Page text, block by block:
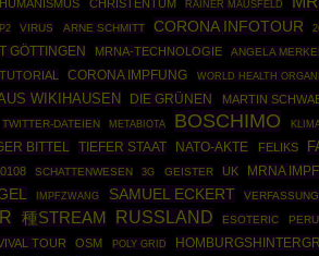
CHRISTENTUM RAINER MAUSFELD
VIRUS ARNE SCHMITT CORONA INFOTOUR
GÖTTINGEN MRNA-TECHNOLOGIE ANGELA MERKEL
CORONA IMPFUNG WORLD HEALTH
WIKIHAUSEN DIE GRÜNEN MARTIN
TWITTER-DATEIEN METABIOTA BOSCHIMO
BITTEL TIEFER STAAT NATO-AKTE FELIKS
SCHATTENWESEN 3G GEISTER UK MRNA
IMPFZWANG SAMUEL ECKERT
種STREAM RUSSLAND ESOTERIC PERU
TOUR OSM POLY GRID